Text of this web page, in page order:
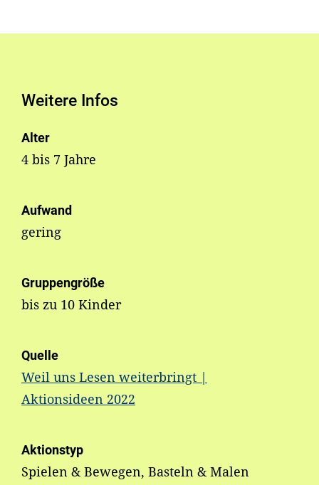
Weitere Infos
Alter
4 bis 7 Jahre
Aufwand
gering
Gruppengröße
bis zu 10 Kinder
Quelle
Weil uns Lesen weiterbringt |
Aktionsideen 2022
Aktionstyp
Spielen & Bewegen, Basteln & Malen